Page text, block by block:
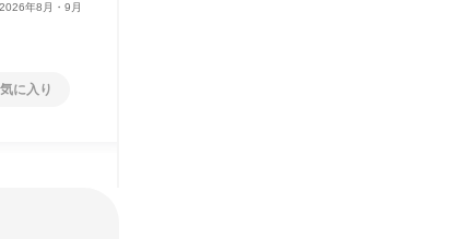
2026年8月・9月
に入り